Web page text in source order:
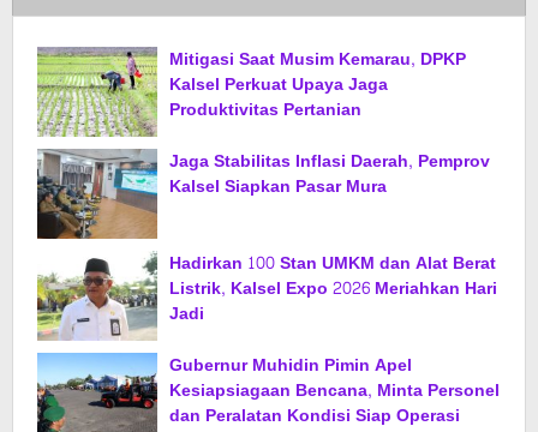
Mitigasi Saat Musim Kemarau, DPKP
Kalsel Perkuat Upaya Jaga
Produktivitas Pertanian
Jaga Stabilitas Inflasi Daerah, Pemprov
Kalsel Siapkan Pasar Mura
Hadirkan 100 Stan UMKM dan Alat Berat
Listrik, Kalsel Expo 2026 Meriahkan Hari
Jadi
Gubernur Muhidin Pimin Apel
Kesiapsiagaan Bencana, Minta Personel
dan Peralatan Kondisi Siap Operasi